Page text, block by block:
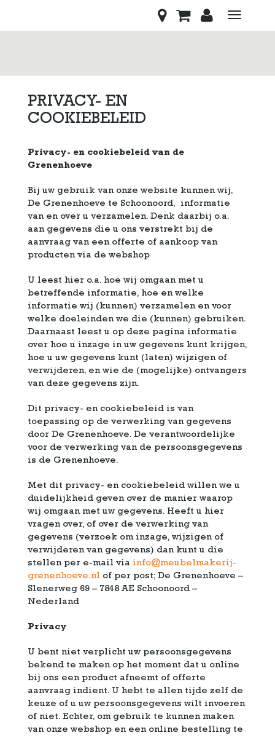
Toggle
PRIVACY- EN
COOKIEBELEID
Privacy- en cookiebeleid van de
Grenenhoeve
Bij uw gebruik van onze website kunnen wij,
De Grenenhoeve te Schoonoord, informatie
van en over u verzamelen. Denk daarbij o.a.
aan gegevens die u ons verstrekt bij de
aanvraag van een offerte of aankoop van
producten via de webshop
U leest hier o.a. hoe wij omgaan met u
betreffende informatie, hoe en welke
informatie wij (kunnen) verzamelen en voor
welke doeleinden we die (kunnen) gebruiken.
Daarnaast leest u op deze pagina informatie
over hoe u inzage in uw gegevens kunt krijgen,
hoe u uw gegevens kunt (laten) wijzigen of
verwijderen, en wie de (mogelijke) ontvangers
van deze gegevens zijn.
Dit privacy- en cookiebeleid is van
toepassing op de verwerking van gegevens
door De Grenenhoeve. De verantwoordelijke
voor de verwerking van de persoonsgegevens
is de Grenenhoeve.
Met dit privacy- en cookiebeleid willen we u
duidelijkheid geven over de manier waarop
wij omgaan met uw gegevens. Heeft u hier
vragen over, of over de verwerking van
gegevens (verzoek om inzage, wijzigen of
verwijderen van gegevens) dan kunt u die
stellen per e-mail via info@meubelmakerij-
grenenhoeve.nl of per post; De Grenenhoeve –
Slenerweg 69 – 7848 AE Schoonoord –
Nederland
Privacy
U bent niet verplicht uw persoonsgegevens
bekend te maken op het moment dat u online
bij ons een product afneemt of offerte
aanvraag indient. U hebt te allen tijde zelf de
keuze of u uw persoonsgegevens wilt invoeren
of niet. Echter, om gebruik te kunnen maken
van onze webshop en een online bestelling te